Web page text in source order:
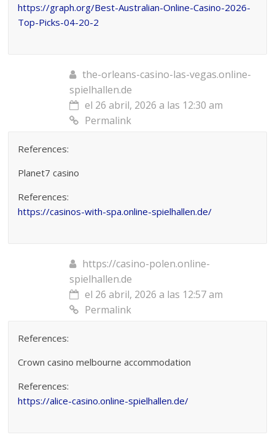
https://graph.org/Best-Australian-Online-Casino-2026-
Top-Picks-04-20-2
the-orleans-casino-las-vegas.online-
spielhallen.de
el 26 abril, 2026 a las 12:30 am
Permalink
References:
Planet7 casino
References:
https://casinos-with-spa.online-spielhallen.de/
https://casino-polen.online-
spielhallen.de
el 26 abril, 2026 a las 12:57 am
Permalink
References:
Crown casino melbourne accommodation
References:
https://alice-casino.online-spielhallen.de/